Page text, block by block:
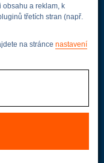
a reklam, k
třetích stran (např.
na stránce nastavení
Energoekonom